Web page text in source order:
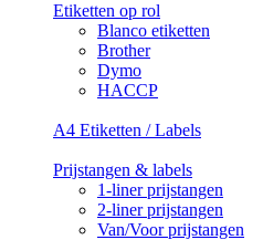
Etiketten op rol
Blanco etiketten
Brother
Dymo
HACCP
A4 Etiketten / Labels
Prijstangen & labels
1-liner prijstangen
2-liner prijstangen
Van/Voor prijstangen